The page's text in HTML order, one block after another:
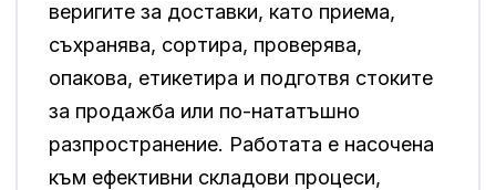
веригите за доставки, като приема,
съхранява, сортира, проверява,
опакова, етикетира и подготвя стоките
за продажба или по-нататъшно
разпространение. Работата е насочена
към ефективни складови процеси,